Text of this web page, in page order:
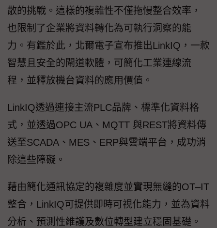
散的挑戰。這樣的複雜性不僅拖慢整合效率，
也限制了企業將資料轉化為可執行洞察的能
力。有鑑於此，北爾電子宣布推出LinkIQ，一款
智慧且安全的閘道軟體，可簡化工業連線流
程，並釋放機台資料的應用價值。
LinkIQ透過連接主流PLC品牌、標準化資料格
式，並透過OPC UA、MQTT 與REST將資料傳
送至SCADA、MES、ERP與雲端平台，成功消
除這些障礙。
藉由簡化通訊協定的複雜度並實現無縫的OT–IT
整合，LinkIQ可提供即時可視化能力，並為資料
分析、預測性維護及數位轉型建立穩固基礎。